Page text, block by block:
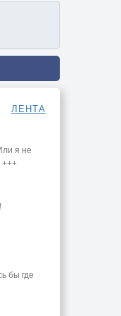
ЛЕНТА
я не
бы где